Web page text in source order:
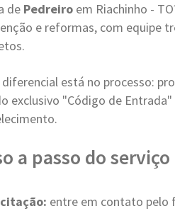
de Pedreiro em Riachinho -
e reformas, com equipe
diferencial está no processo:
exclusivo "Código de
a passo do serviço
entre em contato pelo